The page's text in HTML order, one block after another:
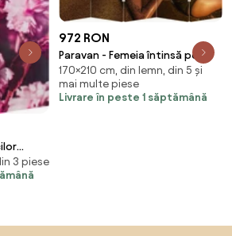
3 piese
972 RON
Paravan - Femeia întinsă pe
plajă (210x170 cm)
170×210 cm, din lemn, din 5 și
mai multe piese
Livrare în peste 1 săptămână